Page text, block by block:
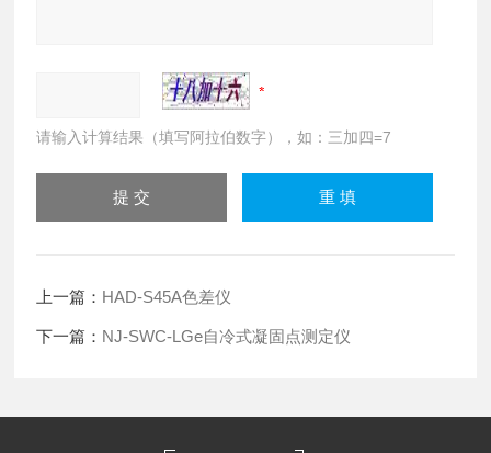
请输入计算结果（填写阿拉伯数字），如：三加四=7
上一篇： HAD-S45A色差仪
下一篇： NJ-SWC-LGe自冷式凝固点测定仪